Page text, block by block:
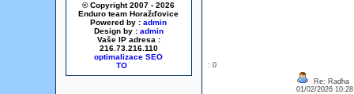
© Copyright 2007 - 2026
Enduro team Horažďovice
Powered by : admin
Design by : admin
Vaše IP adresa :
216.73.216.110
optimalizace SEO
: 0
Re: Radha
01/02/2026